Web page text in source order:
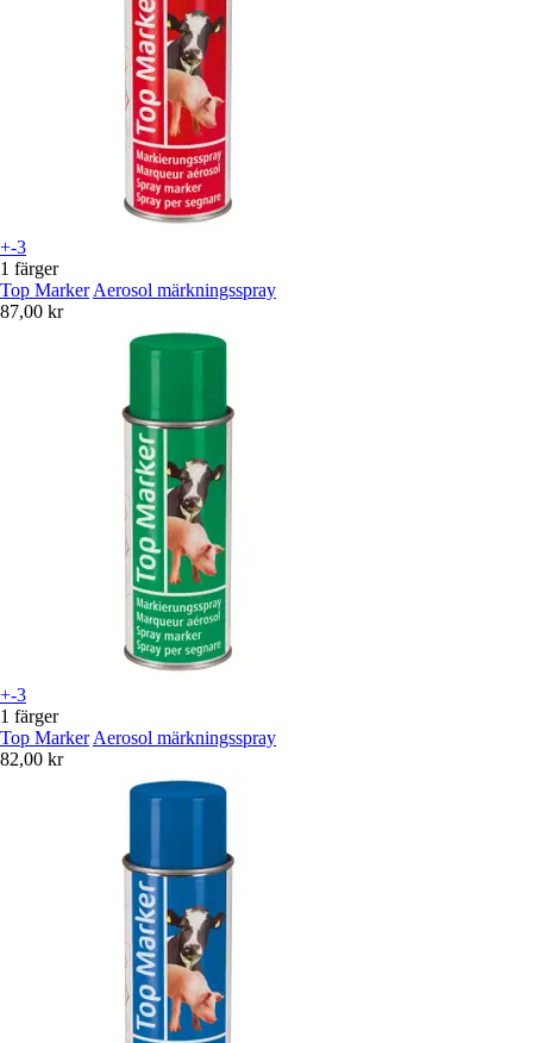
+-3
1 färger
Top Marker Aerosol märkningsspray
87,00 kr
+-3
1 färger
Top Marker Aerosol märkningsspray
82,00 kr